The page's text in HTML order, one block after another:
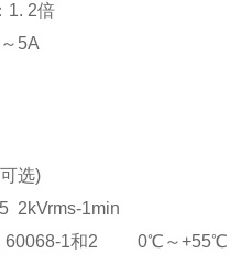
1. 2倍
～5A
选)
1min
60068-1和2 0℃～+55℃